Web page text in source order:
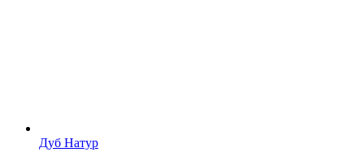
Дуб Натур